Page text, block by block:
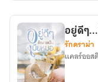
พระรอง
(มี
E-
book)
อยู่ดีๆ
รักดราม่า
แคลร์ออส